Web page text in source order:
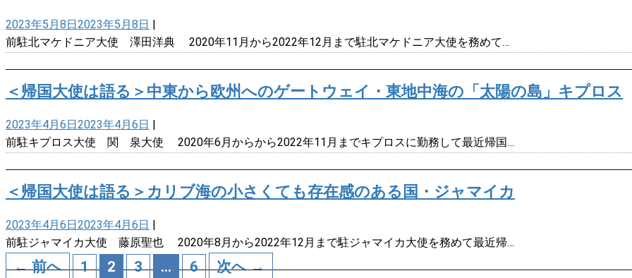
2023年5月8日2023年5月8日 |
前駐北マケドニア大使 澤田洋典 2020年11月から2022年12月まで駐北マケドニア大使を務めて…
＜帰国大使は語る＞中東から欧州へのゲートウェイ・東地中海の「太陽の島」キプロス
2023年4月6日2023年4月6日 |
前駐キプロス大使 関 泉大使 2020年6月からから2022年11月までキプロスに勤務して最近帰国…
＜帰国大使は語る＞カリブ海の小さくても存在感のある国・ジャマイカ
2023年4月6日2023年4月6日 |
前駐ジャマイカ大使 藤原聖也 2020年8月から2022年12月まで駐ジャマイカ大使を務めて最近帰…
← 前へ 1 2 3 … 6 次へ →